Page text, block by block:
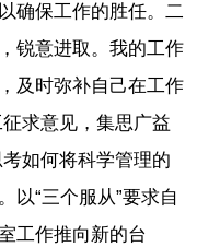
确保工作的胜任。二
锐意进取。我的工作
及时弥补自己在工作
求意见，集思广益
如何将科学管理的
以“三个服从”要求自
工作推向新的台